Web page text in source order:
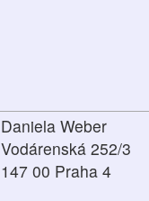
Daniela Weber
Vodárenská 252/3
147 00 Praha 4